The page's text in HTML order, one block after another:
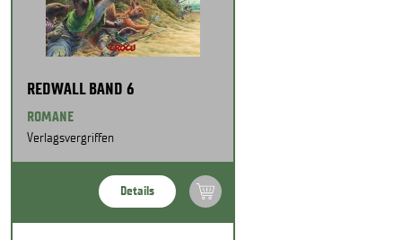
REDWALL BAND 6
ROMANE
Verlagsvergriffen
Details